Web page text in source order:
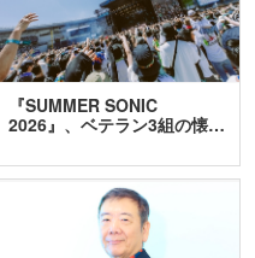
『SUMMER SONIC
2026』、ベテラン3組の懐…